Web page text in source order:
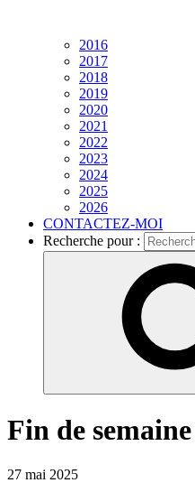
2016
2017
2018
2019
2020
2021
2022
2023
2024
2025
2026
CONTACTEZ-MOI
Recherche pour :
Fin de
27 mai 2025